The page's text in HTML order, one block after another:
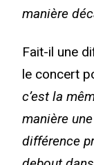
manière
Fait-il une
le concert
c’est la
manière
différence